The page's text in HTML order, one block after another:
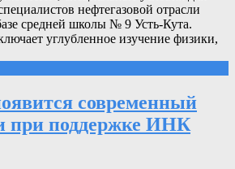
нефтегазовой отрасли
средней школы № 9 Усть-Кута.
углубленное изучение физики,
современный
при поддержке ИНК